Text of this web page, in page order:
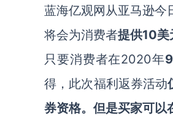
蓝海亿观网从亚马逊今
将会为消费者提供10美
只要消费者在2020年
得，此次福利返券活动
券资格。但是买家可以